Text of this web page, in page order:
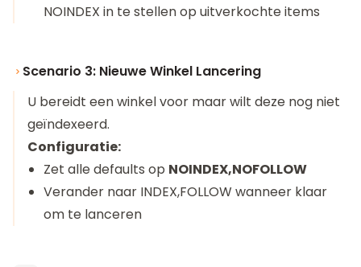
NOINDEX in te stellen op uitverkochte items
Scenario 3: Nieuwe Winkel Lancering
U bereidt een winkel voor maar wilt deze nog niet
geïndexeerd.
Configuratie:
Zet alle defaults op NOINDEX,NOFOLLOW
Verander naar INDEX,FOLLOW wanneer klaar
om te lanceren